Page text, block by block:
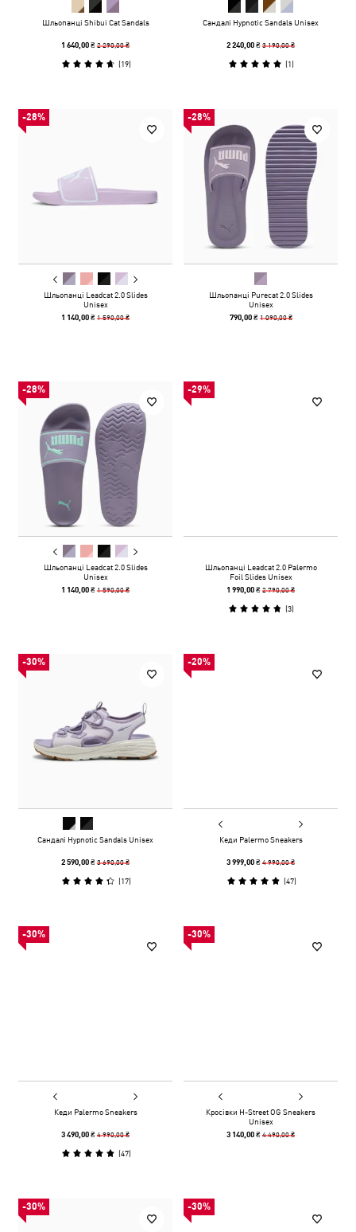
Шльопанці Shibui Cat Sandals
1 640,00 ₴2 290,00 ₴
(19)
Сандалі Hypnotic Sandals Unisex
2 240,00 ₴3 190,00 ₴
(1)
-28%
Шльопанці Leadcat 2.0 Slides
Unisex
1 140,00 ₴1 590,00 ₴
-28%
Шльопанці Purecat 2.0 Slides
Unisex
790,00 ₴ 1 090,00 ₴
-28%
Шльопанці Leadcat 2.0 Slides
Unisex
1 140,00 ₴1 590,00 ₴
-29%
Шльопанці Leadcat 2.0 Palermo
Foil Slides Unisex
1 990,00 ₴2 790,00 ₴
(3)
-30%
Сандалі Hypnotic Sandals Unisex
2 590,00 ₴3 690,00 ₴
(17)
-20%
Кеди Palermo Sneakers
3 999,00 ₴4 990,00 ₴
(47)
-30%
Кеди Palermo Sneakers
3 490,00 ₴4 990,00 ₴
(47)
-30%
Кросівки H-Street OG Sneakers
Unisex
3 140,00 ₴4 490,00 ₴
-30% -30%